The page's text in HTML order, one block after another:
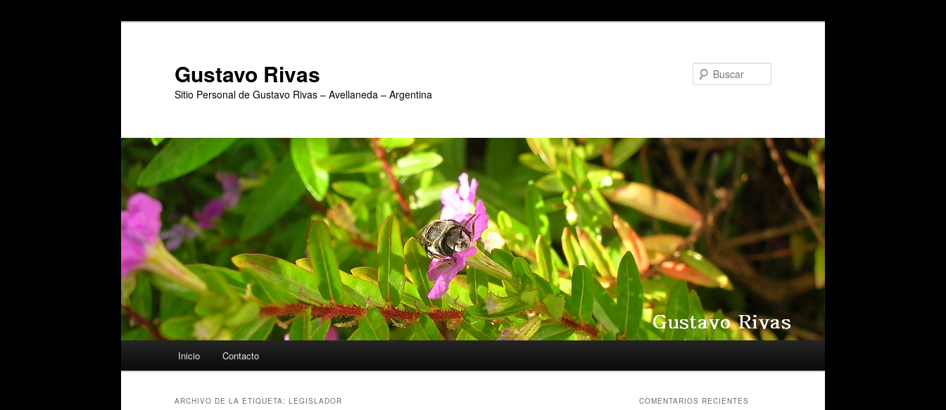
Gustavo Rivas
Sitio Personal de Gustavo Rivas – Avellaneda – Argentina
Inicio Contacto
ARCHIVO DE LA ETIQUETA: LEGISLADOR COMENTARIOS RECIENTES